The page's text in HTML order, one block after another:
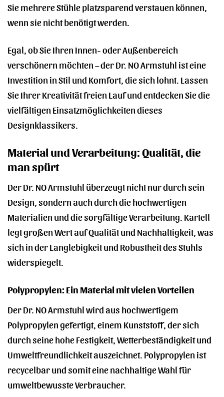
Sie mehrere Stühle platzsparend verstauen können,
wenn sie nicht benötigt werden.
Egal, ob Sie Ihren Innen- oder Außenbereich
verschönern möchten – der Dr. NO Armstuhl ist eine
Investition in Stil und Komfort, die sich lohnt. Lassen
Sie Ihrer Kreativität freien Lauf und entdecken Sie die
vielfältigen Einsatzmöglichkeiten dieses
Designklassikers.
Material und Verarbeitung: Qualität, die
man spürt
Der Dr. NO Armstuhl überzeugt nicht nur durch sein
Design, sondern auch durch die hochwertigen
Materialien und die sorgfältige Verarbeitung. Kartell
legt großen Wert auf Qualität und Nachhaltigkeit, was
sich in der Langlebigkeit und Robustheit des Stuhls
widerspiegelt.
Polypropylen: Ein Material mit vielen Vorteilen
Der Dr. NO Armstuhl wird aus hochwertigem
Polypropylen gefertigt, einem Kunststoff, der sich
durch seine hohe Festigkeit, Wetterbeständigkeit und
Umweltfreundlichkeit auszeichnet. Polypropylen ist
recycelbar und somit eine nachhaltige Wahl für
umweltbewusste Verbraucher.